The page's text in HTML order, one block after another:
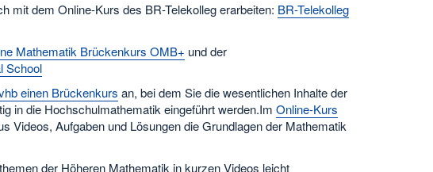
mit dem Online-Kurs des BR-Telekolleg erarbeiten: BR-Telekolleg
Mathematik Brückenkurs OMB+ und der
School
einen Brückenkurs an, bei dem Sie die wesentlichen Inhalte der
in die Hochschulmathematik eingeführt werden.Im Online-Kurs
Videos, Aufgaben und Lösungen die Grundlagen der Mathematik
der Höheren Mathematik in kurzen Videos leicht